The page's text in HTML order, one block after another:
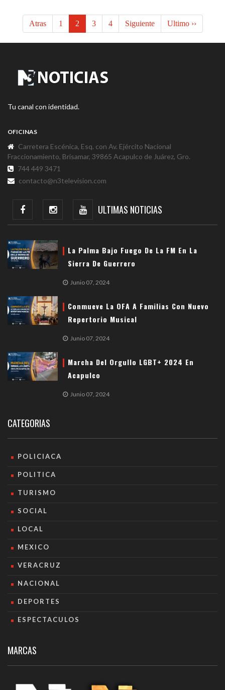
Atras 1 2 3 4 Siguiente Ultimo ››
Tu canal con identidad.
OFICINAS
Carretera Escénica, Esq. con Av. Ejército Nacional
Fraccionamiento, Brisamar, 39865 Acapulco de Juárez, Gro.
744 449 3471
contacto@n3television.com
ULTIMAS NOTICIAS
La Palma Bajo Fuego De La FM En La
Sierra De Guerrero
Junio 07, 2024
Conmueve La OFA A Familias Con Nuevo
Repertorio Musical
Junio 07, 2024
Marcha Del Orgullo LGBT+ 2024 En
Acapulco
Junio 07, 2024
CATEGORIAS
POLICIACA
POLITICA
TURISMO
SOCIAL
LOCAL
MEXICO
VERACRUZ
NACIONAL
DEPORTES
ESPECTACULOS
MARCAS